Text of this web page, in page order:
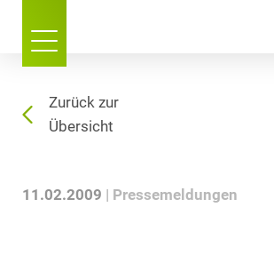
Zurück zur
Übersicht
11.02.2009 Pressemeldungen